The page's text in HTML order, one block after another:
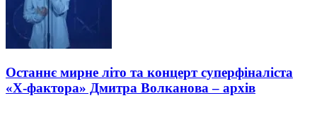
Останнє мирне літо та концерт суперфіналіста
«Х-фактора» Дмитра Волканова – архів